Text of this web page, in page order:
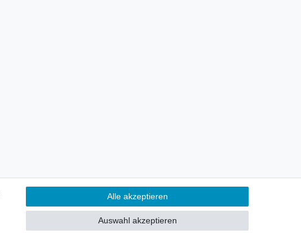
Alle akzeptieren
Alle ablehnen
Kontakt
Alle akzeptieren
Auswahl akzeptieren